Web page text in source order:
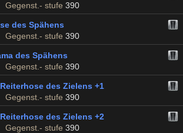
Gegenst.- stufe 390
des Spähens
Gegenst.- stufe 390
des Spähens
Gegenst.- stufe 390
des Zielens +1
Gegenst.- stufe 390
des Zielens +2
Gegenst.- stufe 390